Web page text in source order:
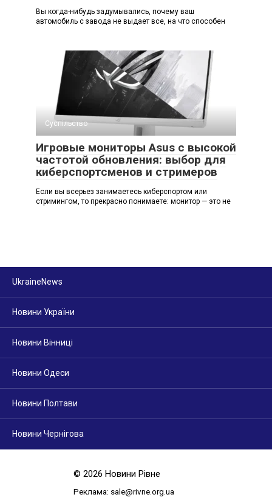
Вы когда-нибудь задумывались, почему ваш
автомобиль с завода не выдает все, на что способен
Суспільство
Игровые мониторы Asus с высокой
частотой обновления: выбор для
киберспортсменов и стримеров
Если вы всерьез занимаетесь киберспортом или
стримингом, то прекрасно понимаете: монитор — это не
UkraineNews
Новини України
Новини Вінниці
Новини Одеси
Новини Полтави
Новини Чернігова
© 2026 Новини Рівне
Реклама: sale@rivne.org.ua